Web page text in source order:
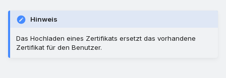
Hinweis
Das Hochladen eines Zertifikats ersetzt das vorhandene
Zertifikat für den Benutzer.